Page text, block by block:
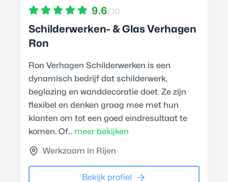
9.6/10
Schilderwerken- & Glas Verhagen
Ron
Ron Verhagen Schilderwerken is een
dynamisch bedrijf dat schilderwerk,
beglazing en wanddecoratie doet. Ze zijn
flexibel en denken graag mee met hun
klanten om tot een goed eindresultaat te
komen. Of... meer bekijken
Werkzaam in Rijen
Bekijk profiel